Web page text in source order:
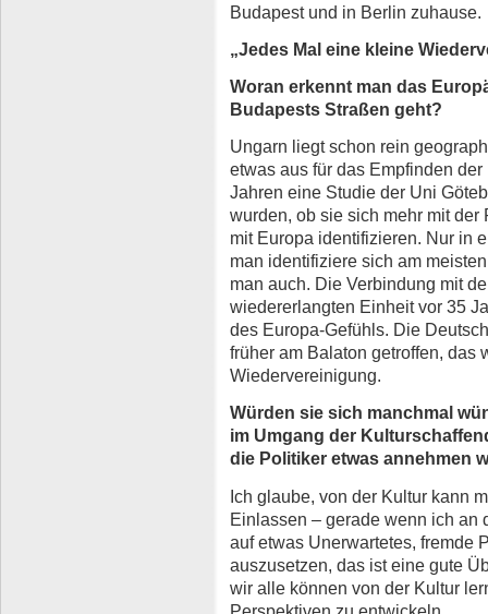
Budapest und in Berlin zuhause.
„Jedes Mal eine kleine
Woran erkennt man das
Budapests Straßen geht?
Ungarn liegt schon rein
etwas aus für das Empfinden
Jahren eine Studie der Uni
wurden, ob sie sich mehr mit
mit Europa identifizieren. Nur in
man identifiziere sich am
man auch. Die Verbindung mit
wiedererlangten Einheit vor 35
des Europa-Gefühls. Die
früher am Balaton getroffen, das
Wiedervereinigung.
Würden sie sich manchmal
im Umgang der
die Politiker etwas annehmen
Ich glaube, von der Kultur kann
Einlassen – gerade wenn ich an
auf etwas Unerwartetes, fremde
auszusetzen, das ist eine gute
wir alle können von der Kultur